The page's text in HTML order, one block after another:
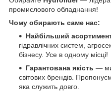
промислового обладнання!
Чому обирають саме нас:
Найбільший
гідравлічних систем,
бізнесу. Усе в одному місці!
Гарантована якість — ми
світових брендів.
яка служить довго.